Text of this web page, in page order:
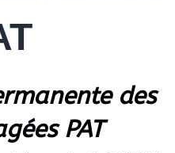
des
PAT